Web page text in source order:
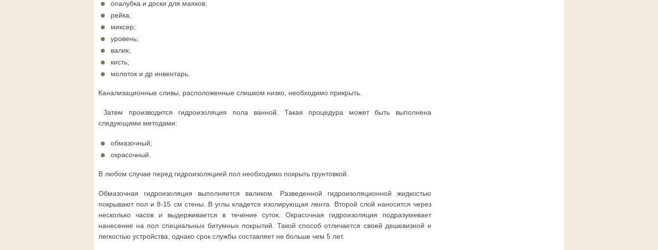
опалубка и доски для маяков;
рейка;
миксер;
уровень;
валик;
кисть;
молоток и др инвентарь.
Канализационные сливы, расположенные слишком низко, необходимо прикрыть.
Затем производится гидроизоляция пола ванной. Такая процедура может быть выполнена
следующими методами:
обмазочный;
окрасочный.
В любом случае перед гидроизоляцией пол необходимо покрыть грунтовкой.
Обмазочная гидроизоляция выполняется валиком. Разведенной гидроизоляционной жидкостью
покрывают пол и 8-15 см стены. В углы кладется изолирующая лента. Второй слой наносится через
несколько часов и выдерживается в течение суток. Окрасочная гидроизоляция подразумевает
нанесение на пол специальных битумных покрытий. Такой способ отличается своей дешевизной и
легкостью устройства, однако срок службы составляет не больше чем 5 лет.